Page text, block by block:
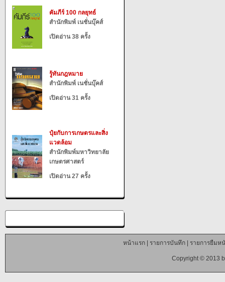
คัมภีร์ 100 กลยุทธ์
สำนักพิมพ์ เนชั่นบุ๊คส์
เปิดอ่าน 38 ครั้ง
รู้ทันกฎหมาย
สำนักพิมพ์ เนชั่นบุ๊คส์
เปิดอ่าน 31 ครั้ง
ปุ๋ยกับการเกษตรและสิ่ง
แวดล้อม
สำนักพิมพ์มหาวิทยาลัย
เกษตรศาสตร์
เปิดอ่าน 27 ครั้ง
หน้าแรก| รายการบันทึก| รายการยืมห
Copyright © 2013